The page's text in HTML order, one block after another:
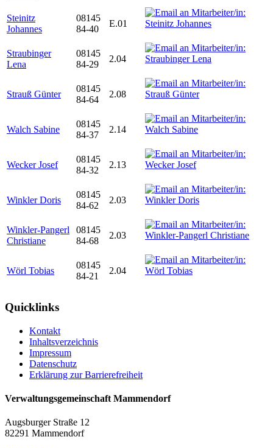
Steinitz
Johannes
08145
84-40
E.01
Straubinger
Lena
08145
84-29
2.04
Strauß Günter
08145
84-64
2.08
Walch Sabine
08145
84-37
2.14
Wecker Josef
08145
84-32
2.13
Winkler Doris
08145
84-62
2.03
Winkler-Pangerl
Christiane
08145
84-68
2.03
Wörl Tobias
08145
84-21
2.04
Quicklinks
Kontakt
Inhaltsverzeichnis
Impressum
Datenschutz
Erklärung zur Barrierefreiheit
Verwaltungsgemeinschaft Mammendorf
Augsburger Straße 12
82291 Mammendorf